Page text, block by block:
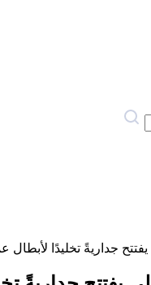
جداريةً تخليدًا لأبطال